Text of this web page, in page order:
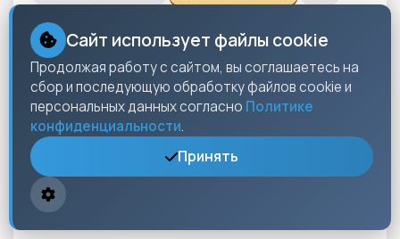
Связи по учредителю
ООО"ВИННЕР"
396900, Воронежская область, Семилукский
район,
Производство прочих изделий из бумаги и
картона
Учредитель – Морковский Виктор Викторович
Сайт использует файлы cookie
Продолжая работу с сайтом, вы соглашаетесь на
сбор и последующую обработку файлов cookie и
персональных данных согласно Политике
конфиденциальности.
Принять